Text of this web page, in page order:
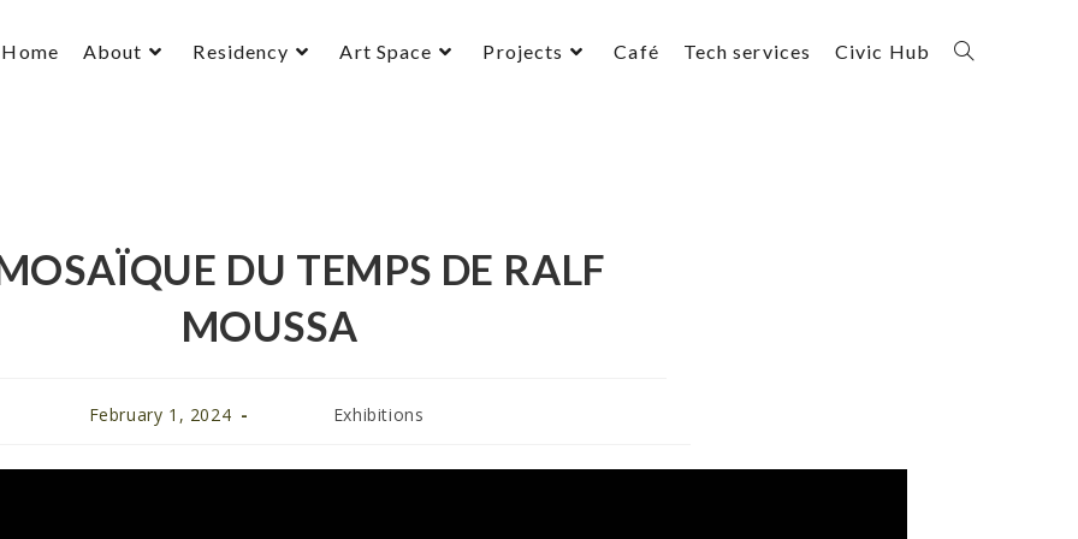
Home About Residency Art Space Projects Café Tech services Civic Hub
DU TEMPS DE RALF
MOUSSA
February 1, 2024 Exhibitions